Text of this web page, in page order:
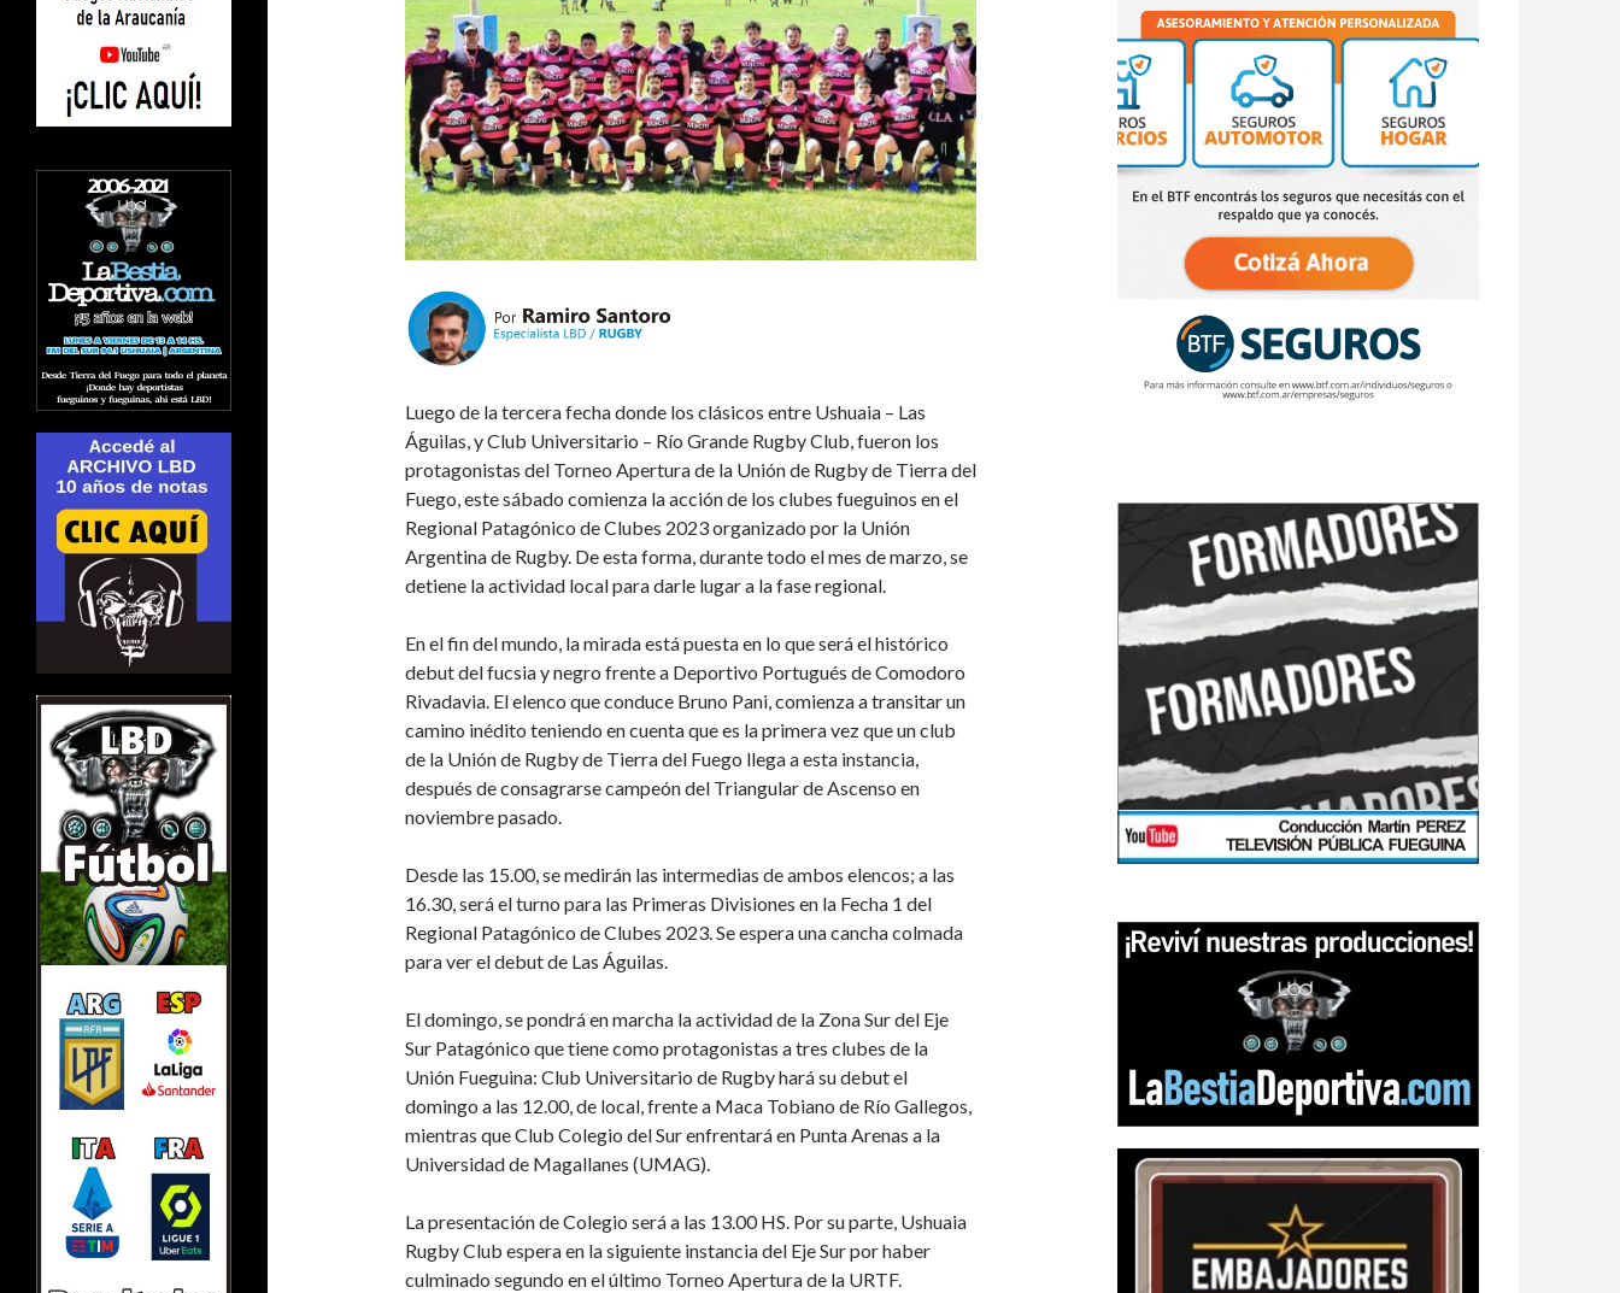
Luego de la tercera fecha donde los clásicos entre Ushuaia – Las
Águilas, y Club Universitario – Río Grande Rugby Club, fueron los
protagonistas del Torneo Apertura de la Unión de Rugby de Tierra del
Fuego, este sábado comienza la acción de los clubes fueguinos en el
Regional Patagónico de Clubes 2023 organizado por la Unión
Argentina de Rugby. De esta forma, durante todo el mes de marzo, se
detiene la actividad local para darle lugar a la fase regional.
En el fin del mundo, la mirada está puesta en lo que será el histórico
debut del fucsia y negro frente a Deportivo Portugués de Comodoro
Rivadavia. El elenco que conduce Bruno Pani, comienza a transitar un
camino inédito teniendo en cuenta que es la primera vez que un club
de la Unión de Rugby de Tierra del Fuego llega a esta instancia,
después de consagrarse campeón del Triangular de Ascenso en
noviembre pasado.
Desde las 15.00, se medirán las intermedias de ambos elencos; a las
16.30, será el turno para las Primeras Divisiones en la Fecha 1 del
Regional Patagónico de Clubes 2023. Se espera una cancha colmada
para ver el debut de Las Águilas.
El domingo, se pondrá en marcha la actividad de la Zona Sur del Eje
Sur Patagónico que tiene como protagonistas a tres clubes de la
Unión Fueguina: Club Universitario de Rugby hará su debut el
domingo a las 12.00, de local, frente a Maca Tobiano de Río Gallegos,
mientras que Club Colegio del Sur enfrentará en Punta Arenas a la
Universidad de Magallanes (UMAG).
La presentación de Colegio será a las 13.00 HS. Por su parte, Ushuaia
Rugby Club espera en la siguiente instancia del Eje Sur por haber
culminado segundo en el último Torneo Apertura de la URTF.